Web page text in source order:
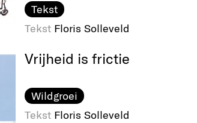
Tekst
Tekst Floris Solleveld
Vrijheid is frictie
Wildgroei
Tekst Floris Solleveld